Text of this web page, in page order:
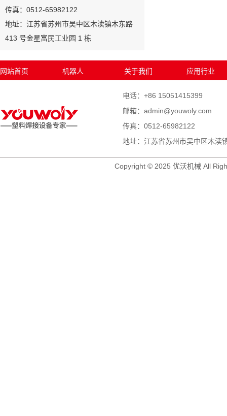
传真：0512-65982122
地址：江苏省苏州市吴中区木渎镇木东路
413 号金星富民工业园 1 栋
网站首页 机器人 关于我们 应用行业
电话：+86 15051415399
邮箱：admin@youwoly.com
传真：0512-65982122
地址：江苏省苏州市吴中区木渎
Copyright © 2025 优沃机械 All